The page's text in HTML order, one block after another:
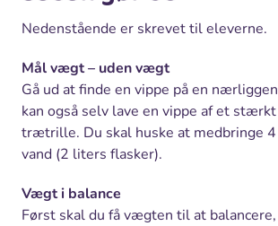
Nedenstående er skrevet til eleverne.
Mål vægt – uden vægt
Gå ud at finde en vippe på en
kan også selv lave en vippe af et
trætrille. Du skal huske at medbringe
vand (2 liters flasker).
Vægt i balance
Først skal du få vægten til at